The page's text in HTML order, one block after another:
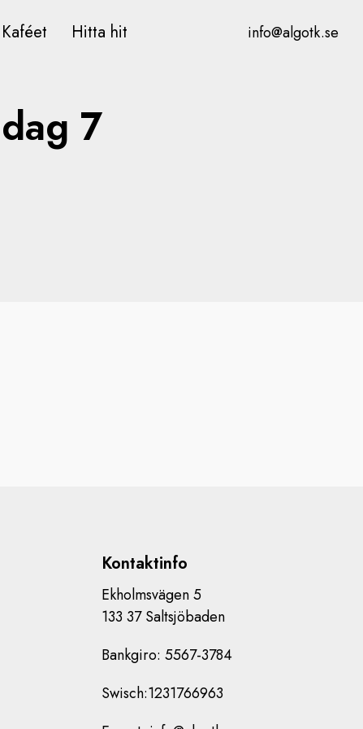
Kaféet Hitta hit info@algotk.se
7
Kontaktinfo
Ekholmsvägen 5
133 37 Saltsjöbaden
Bankgiro: 5567-3784
Swisch:1231766963